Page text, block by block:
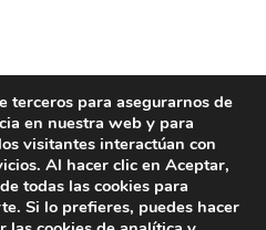
terceros para asegurarnos de
en nuestra web y para
visitantes interactúan con
Al hacer clic en Aceptar,
todas las cookies para
Si lo prefieres, puedes hacer